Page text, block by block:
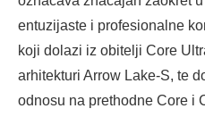
entuzijaste i profesionalne
koji dolazi iz obitelji Core
arhitekturi Arrow Lake-S, te
odnosu na prethodne Core i